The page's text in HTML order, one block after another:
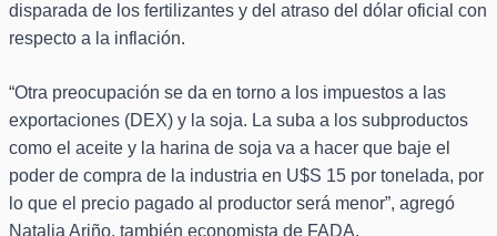
disparada de los fertilizantes y del atraso del dólar oficial con
respecto a la inflación.
“Otra preocupación se da en torno a los impuestos a las
exportaciones (DEX) y la soja. La suba a los subproductos
como el aceite y la harina de soja va a hacer que baje el
poder de compra de la industria en U$S 15 por tonelada, por
lo que el precio pagado al productor será menor”, agregó
Natalia Ariño, también economista de FADA.